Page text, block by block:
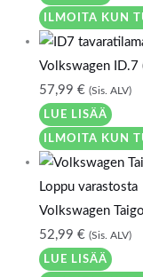
ILMOITA KUN
Volkswagen ID.7
57,99 € (Sis. ALV)
LUE LISÄÄ
ILMOITA KUN
Loppu varastosta
Volkswagen
52,99 € (Sis. ALV)
LUE LISÄÄ